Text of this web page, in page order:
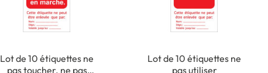
Lot de 10 étiquettes ne
pas toucher. ne pas
Lot de 10 étiquettes ne
pas utiliser